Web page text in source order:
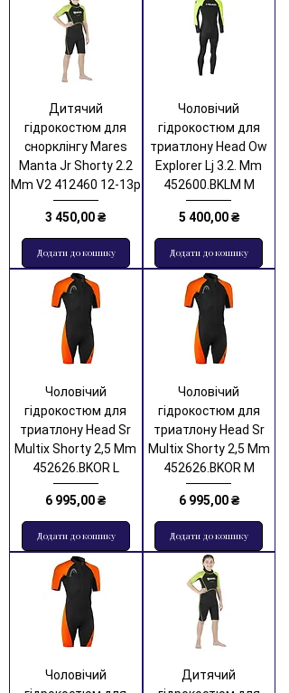
Дитячий
гідрокостюм для
снорклінгу Mares
Manta Jr Shorty 2.2
Mm V2 412460 12-13р
Ціна
3 450,00 ₴
Додати до кошику
Чоловічий
гідрокостюм для
триатлону Head Ow
Explorer Lj 3.2. Mm
452600.BKLM M
Ціна
5 400,00 ₴
Додати до кошику
Чоловічий
гідрокостюм для
триатлону Head Sr
Multix Shorty 2,5 Mm
452626.BKOR L
Ціна
6 995,00 ₴
Додати до кошику
Чоловічий
гідрокостюм для
триатлону Head Sr
Multix Shorty 2,5 Mm
452626.BKOR M
Ціна
6 995,00 ₴
Додати до кошику
Чоловічий
Дитячий